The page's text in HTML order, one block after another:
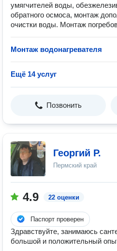
умягчителей воды,
обратного осмоса, монтаж
очистки воды. Монтаж
Монтаж водонагревателя
Ещё 14 услуг
Позвонить
Георгий Р.
Пермский край
4.9 22 оценки
Паспорт проверен
Здравствуйте, занимаюсь
большой и положительный